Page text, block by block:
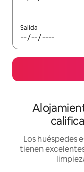
Salida
Los huéspedes
tienen